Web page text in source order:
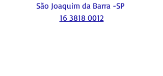
São Joaquim da Barra -SP
16 3818 0012